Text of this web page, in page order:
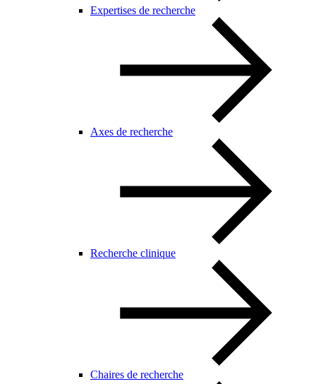
Expertises de recherche
Axes de recherche
Recherche clinique
Chaires de recherche